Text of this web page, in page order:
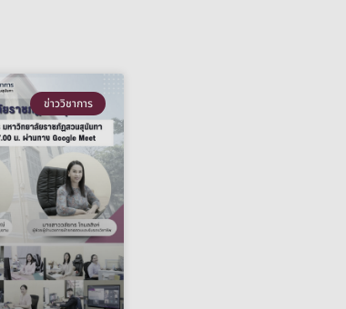
ข่าววิชาการ